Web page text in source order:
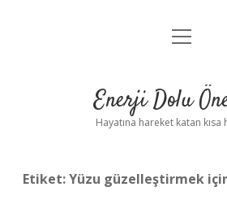
Anasayfa
Yasal Uyarı
menüyü
Enerji Dolu
Hayatına hareket katan kısa
Etiket:Yüzu güzelleştirmek